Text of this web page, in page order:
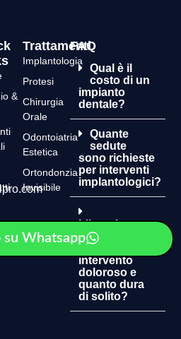
su Whatsapp
Trattamenti
Implantologia
Protesi
Chirurgia
Orale
Odontoiatria
Estetica
Ortondonzia
Invisibile
&
FAQ
Qual è il
costo di un
impianto
dentale?
Quante
sedute
sono richieste
per interventi
implantologici?
L'inserimento
degli impianti
è un
intervento
doloroso e
quanto dura
di solito?